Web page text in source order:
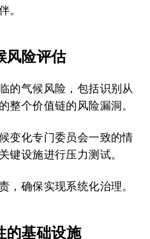
。
风险评估
的气候风险，包括识别从
整个价值链的风险漏洞。
变化专门委员会一致的情
键设施进行压力测试。
，确保实现系统化治理。
的基础设施